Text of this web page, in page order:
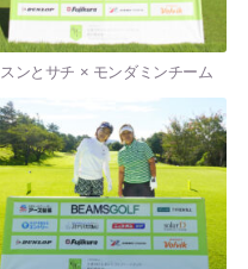
スンとサチ × モンダミンチーム